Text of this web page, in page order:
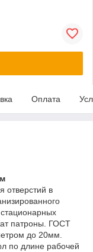
Оплата
отверстий в
патроны. ГОСТ
до 20мм.
по длине рабочей